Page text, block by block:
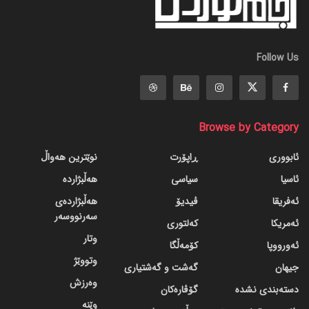
Follow Us
Browse by Category
ئابووری
ئاسیا
ئەفریقا
ئەمریکا
ئەورووپا
جیهان
دسته‌بندی نشده
ڕاپۆرت
سیاسی
ڤیدیۆ
کەلتوری
کۆمەڵگا
گه‌شت و گه‌شتیاری
گۆڤاره‌کان
نوێترین هەواڵ
هەڵبژاردە
هەڵبژاردەی
سەرنووسەر
وتار
وتووێژ
وەرزش
وێنە